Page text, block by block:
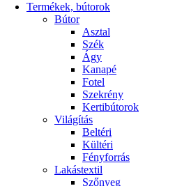
Termékek, bútorok
Bútor
Asztal
Szék
Ágy
Kanapé
Fotel
Szekrény
Kertibútorok
Világítás
Beltéri
Kültéri
Fényforrás
Lakástextil
Szőnyeg